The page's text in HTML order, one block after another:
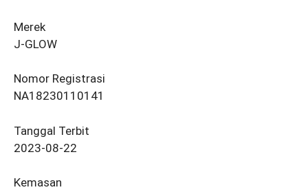
Merek
J-GLOW
Nomor Registrasi
NA18230110141
Tanggal Terbit
2023-08-22
Kemasan